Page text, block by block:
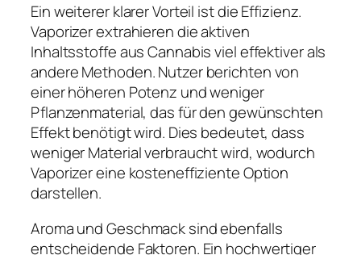
Ein weiterer klarer Vorteil ist die Effizienz.
Vaporizer extrahieren die aktiven
Inhaltsstoffe aus Cannabis viel effektiver als
andere Methoden. Nutzer berichten von
einer höheren Potenz und weniger
Pflanzenmaterial, das für den gewünschten
Effekt benötigt wird. Dies bedeutet, dass
weniger Material verbraucht wird, wodurch
Vaporizer eine kosteneffiziente Option
darstellen.
Aroma und Geschmack sind ebenfalls
entscheidende Faktoren. Ein hochwertiger